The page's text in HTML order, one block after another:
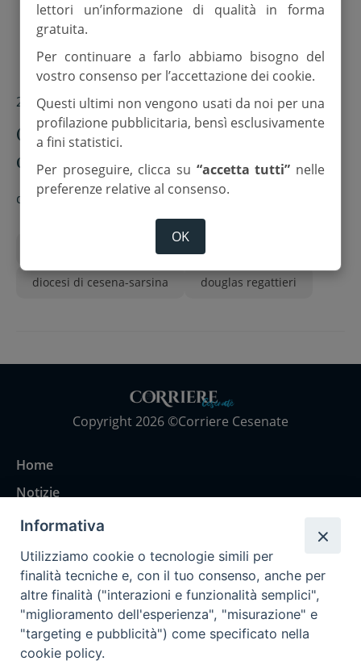
27 Dicembre 2024
Caro vescovo Douglas, il grazie
dell’Apg23
di Red.
comunità papa giovanni xxiii
diocesi di cesena-sarsina douglas regattieri
Copyright 2026 ©Corriere Cesenate
Home
Notizie
Rubriche
Chi siamo
Come abbonarsi
Contatti
lettori un’informazione di qualità in forma
gratuita.
Per continuare a farlo abbiamo bisogno del
vostro consenso per l’accettazione dei cookie.
Questi ultimi non vengono usati da noi per una
profilazione pubblicitaria, bensì esclusivamente
a fini statistici.
Per proseguire, clicca su “accetta tutti” nelle
preferenze relative al consenso.
OK
Informativa
Utilizziamo cookie o tecnologie simili per
finalità tecniche e, con il tuo consenso, anche per
altre finalità ("interazioni e funzionalità semplici",
"miglioramento dell'esperienza", "misurazione" e
"targeting e pubblicità") come specificato nella
cookie policy.